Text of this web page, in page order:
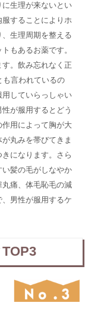
生理が来ないとい
することによりホ
生理周期を整える
もあるお薬です。
。飲み忘れなく正
も言われているの
していらっしゃい
が服用するとどう
用によって胸が大
丸みを帯びてきま
になります。さら
髪の毛がしなやか
痛、体毛恥毛の減
男性が服用するケ